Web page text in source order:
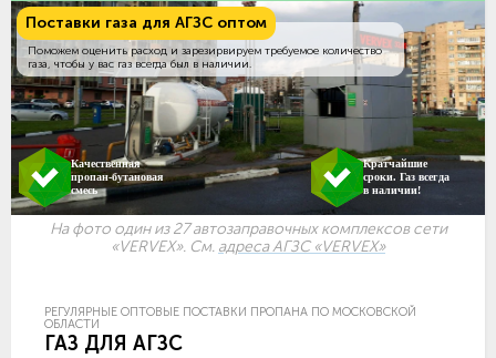
Поставки газа для АГЗС оптом
Поможем оценить расход и зарезирвируем требуемое количество
газа, чтобы у вас газ всегда был в наличии.
Качественная
пропан-бутановая
смесь
Кратчайшие
сроки. Газ всегда
в наличии!
На фото один из 27 автозаправочных комплексов сети
«VERVEX». См. адреса АГЗС «VERVEX»
РЕГУЛЯРНЫЕ ОПТОВЫЕ ПОСТАВКИ ПРОПАНА ПО МОСКОВСКОЙ
ОБЛАСТИ
ГАЗ ДЛЯ АГЗС